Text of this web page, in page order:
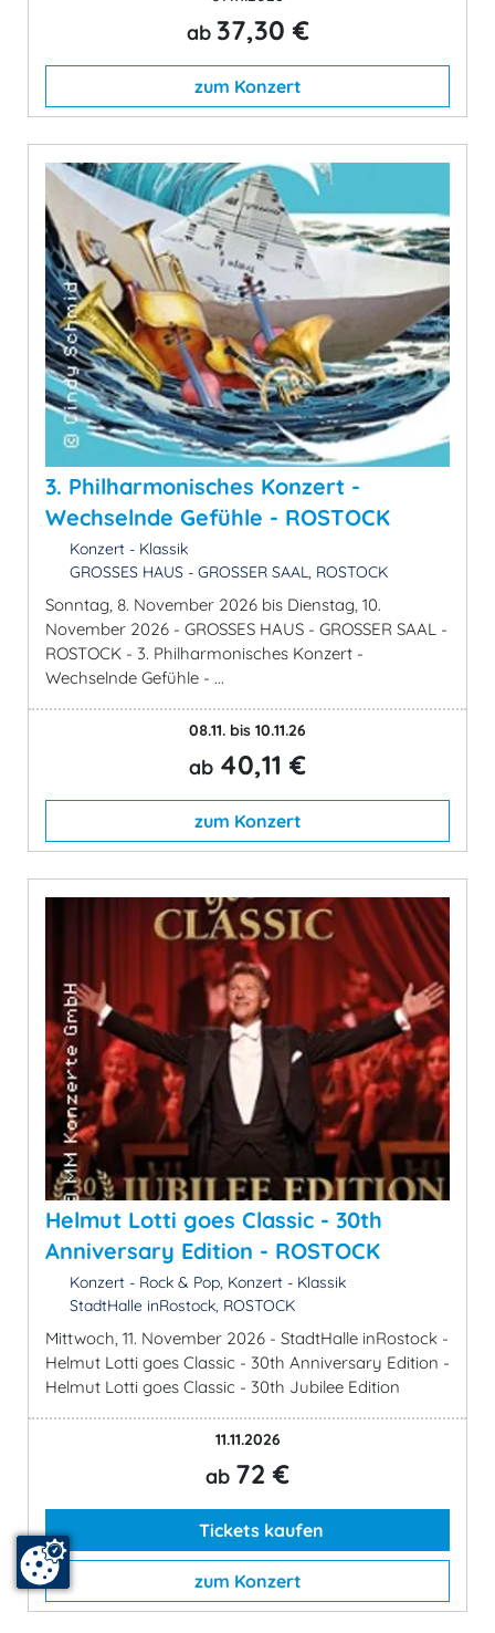
ab 37,30 €
zum Konzert
3. Philharmonisches Konzert -
Wechselnde Gefühle - ROSTOCK
Konzert - Klassik
GROSSES HAUS - GROSSER SAAL, ROSTOCK
Sonntag, 8. November 2026 bis Dienstag, 10.
November 2026 - GROSSES HAUS - GROSSER SAAL -
ROSTOCK - 3. Philharmonisches Konzert -
Wechselnde Gefühle - ...
08.11. bis 10.11.26
ab 40,11 €
zum Konzert
Helmut Lotti goes Classic - 30th
Anniversary Edition - ROSTOCK
Konzert - Rock & Pop, Konzert - Klassik
StadtHalle inRostock, ROSTOCK
Mittwoch, 11. November 2026 - StadtHalle inRostock -
Helmut Lotti goes Classic - 30th Anniversary Edition -
Helmut Lotti goes Classic - 30th Jubilee Edition
11.11.2026
ab 72 €
Tickets kaufen
zum Konzert